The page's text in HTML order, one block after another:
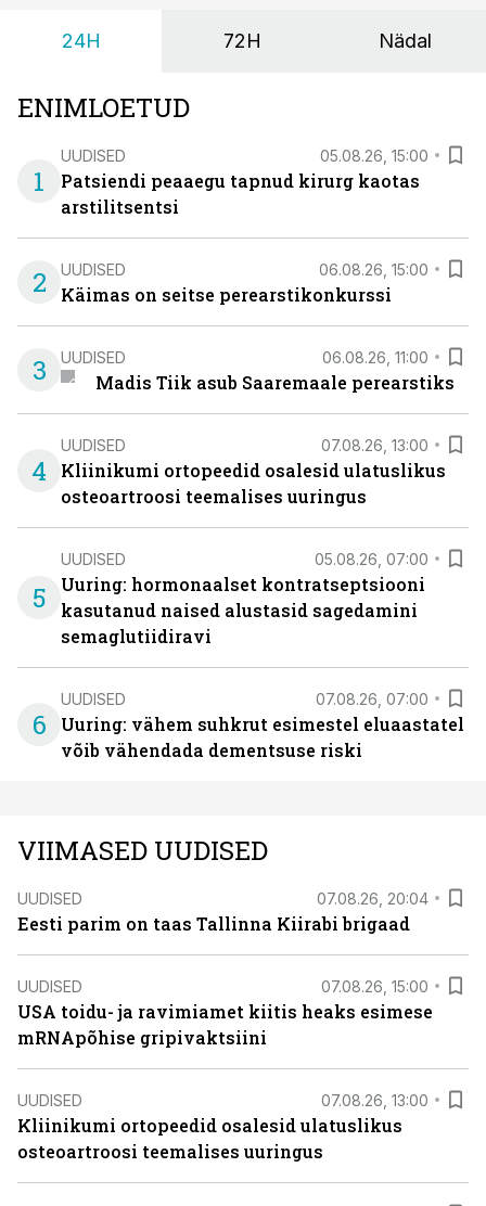
24H 72H Nädal
ENIMLOETUD
1
UUDISED 05.08.26, 15:00
Patsiendi peaaegu tapnud kirurg kaotas
arstilitsentsi
2 UUDISED 06.08.26, 15:00
Käimas on seitse perearstikonkurssi
3 UUDISED 06.08.26, 11:00
Madis Tiik asub Saaremaale perearstiks
4
UUDISED 07.08.26, 13:00
Kliinikumi ortopeedid osalesid ulatuslikus
osteoartroosi teemalises uuringus
5
UUDISED 05.08.26, 07:00
Uuring: hormonaalset kontratseptsiooni
kasutanud naised alustasid sagedamini
semaglutiidiravi
6
UUDISED 07.08.26, 07:00
Uuring: vähem suhkrut esimestel eluaastatel
võib vähendada dementsuse riski
VIIMASED UUDISED
UUDISED 07.08.26, 20:04
Eesti parim on taas Tallinna Kiirabi brigaad
UUDISED 07.08.26, 15:00
USA toidu- ja ravimiamet kiitis heaks esimese
mRNApõhise gripivaktsiini
UUDISED 07.08.26, 13:00
Kliinikumi ortopeedid osalesid ulatuslikus
osteoartroosi teemalises uuringus